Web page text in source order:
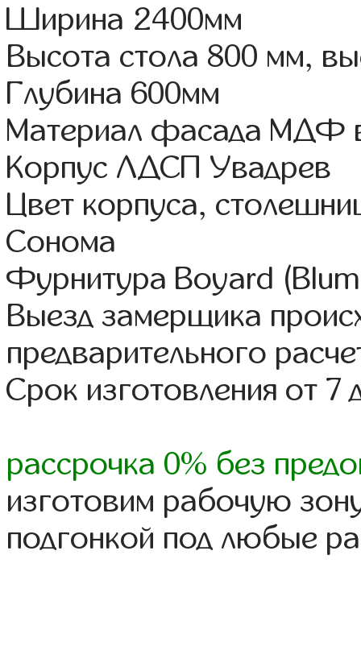
Ширина 2400мм
Высота стола 800 мм,
Глубина 600мм
Материал фасада МДФ
Корпус ЛДСП Увадрев
Цвет корпуса,
Сонома
Фурнитура Boyard
Выезд замерщика
предварительного
Срок изготовления от 7
рассрочка 0% без
изготовим рабочую
подгонкой под любые